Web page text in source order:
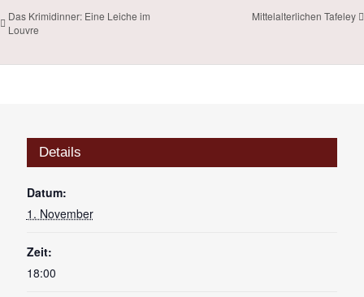
Das Krimidinner: Eine Leiche im
Louvre
Mittelalterlichen Tafeley
Details
Datum:
1. November
Zeit:
18:00